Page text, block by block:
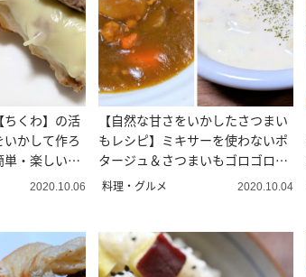
ちくわ】の活
かして作ろ
単・楽しいレ
2020.10.06
【自然な甘さをいかしたさつまい
もレシピ】ミキサーを使わないポ
タージュ＆さつまいもゴロゴロカ
レー
料理・グルメ 2020.10.04